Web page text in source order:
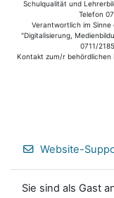
Schulqualität und
Telefon
Verantwortlich im Sinne
"Digitalisierung,
0711/
Kontakt zum/r
Website-
Sie sind als Gast